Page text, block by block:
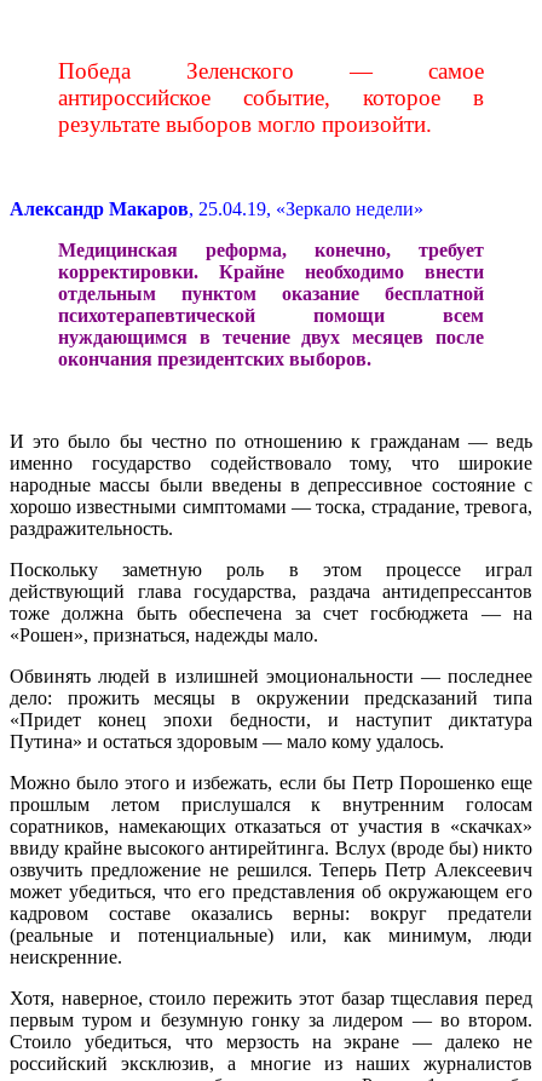
Победа Зеленского — самое
антироссийское событие, которое в
результате выборов могло произойти.
Александр Макаров, 25.04.19, «Зеркало недели»
Медицинская реформа, конечно, требует
корректировки. Крайне необходимо внести
отдельным пунктом оказание бесплатной
психотерапевтической помощи всем
нуждающимся в течение двух месяцев после
окончания президентских выборов.
И это было бы честно по отношению к гражданам — ведь
именно государство содействовало тому, что широкие
народные массы были введены в депрессивное состояние с
хорошо известными симптомами — тоска, страдание, тревога,
раздражительность.
Поскольку заметную роль в этом процессе играл
действующий глава государства, раздача антидепрессантов
тоже должна быть обеспечена за счет госбюджета — на
«Рошен», признаться, надежды мало.
Обвинять людей в излишней эмоциональности — последнее
дело: прожить месяцы в окружении предсказаний типа
«Придет конец эпохи бедности, и наступит диктатура
Путина» и остаться здоровым — мало кому удалось.
Можно было этого и избежать, если бы Петр Порошенко еще
прошлым летом прислушался к внутренним голосам
соратников, намекающих отказаться от участия в «скачках»
ввиду крайне высокого антирейтинга. Вслух (вроде бы) никто
озвучить предложение не решился. Теперь Петр Алексеевич
может убедиться, что его представления об окружающем его
кадровом составе оказались верны: вокруг предатели
(реальные и потенциальные) или, как минимум, люди
неискренние.
Хотя, наверное, стоило пережить этот базар тщеславия перед
первым туром и безумную гонку за лидером — во втором.
Стоило убедиться, что мерзость на экране — далеко не
российский эксклюзив, а многие из наших журналистов